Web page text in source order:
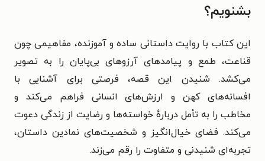
بشنویم؟
این کتاب با روایت داستانی ساده و آموزنده، مفاهیمی چون
قناعت، طمع و پیامدهای آرزوهای بی‌پایان را به تصویر
می‌کشد. شنیدن این قصه، فرصتی برای آشنایی با
افسانه‌های کهن و ارزش‌های انسانی فراهم می‌کند و
مخاطب را به تأمل دربارهٔ خواسته‌ها و رضایت از زندگی دعوت
می‌کند. فضای خیال‌انگیز و شخصیت‌های نمادین داستان،
تجربه‌ای شنیدنی و متفاوت را رقم می‌زند.